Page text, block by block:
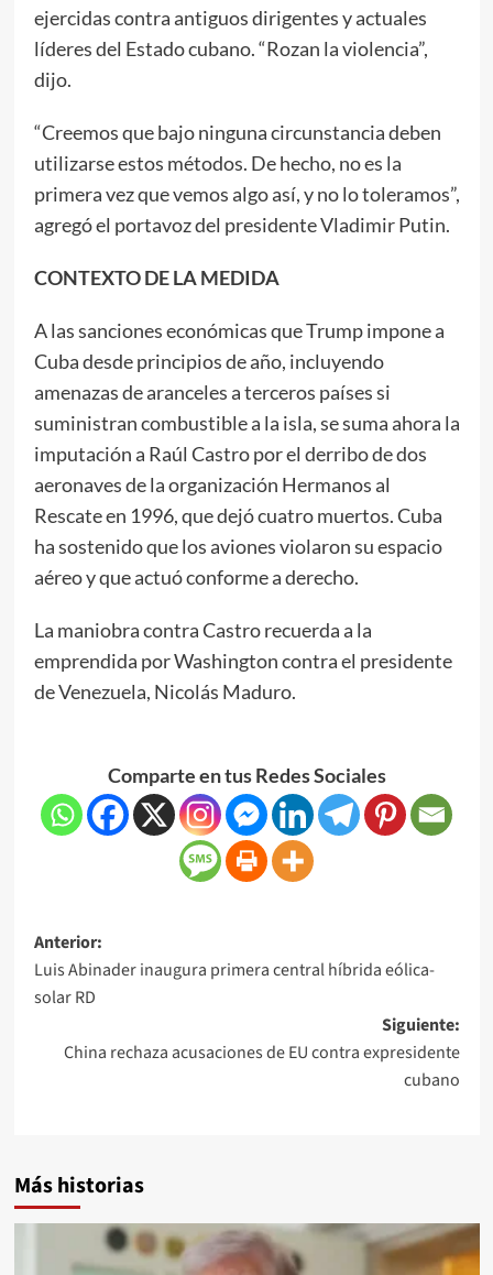
ejercidas contra antiguos dirigentes y actuales
líderes del Estado cubano. “Rozan la violencia”,
dijo.
“Creemos que bajo ninguna circunstancia deben
utilizarse estos métodos. De hecho, no es la
primera vez que vemos algo así, y no lo toleramos”,
agregó el portavoz del presidente Vladimir Putin.
CONTEXTO DE LA MEDIDA
A las sanciones económicas que Trump impone a
Cuba desde principios de año, incluyendo
amenazas de aranceles a terceros países si
suministran combustible a la isla, se suma ahora la
imputación a Raúl Castro por el derribo de dos
aeronaves de la organización Hermanos al
Rescate en 1996, que dejó cuatro muertos. Cuba
ha sostenido que los aviones violaron su espacio
aéreo y que actuó conforme a derecho.
La maniobra contra Castro recuerda a la
emprendida por Washington contra el presidente
de Venezuela, Nicolás Maduro.
Comparte en tus Redes Sociales
Anterior:
Luis Abinader inaugura primera central híbrida eólica-
solar RD
Siguiente:
China rechaza acusaciones de EU contra expresidente
cubano
Más historias